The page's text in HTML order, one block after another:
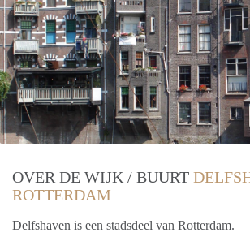
OVER DE WIJK / BUURT
ROTTERDAM
Delfshaven is een stadsdeel van Rotterdam.